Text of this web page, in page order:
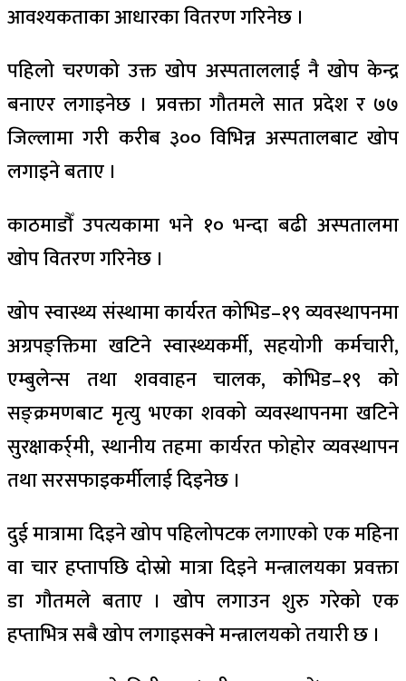
आवश्यकताका आधारका वितरण गरिनेछ ।
पहिलो चरणको उक्त खोप अस्पताललाई नै खोप केन्द्र
बनाएर लगाइनेछ । प्रवक्ता गौतमले सात प्रदेश र ७७
जिल्लामा गरी करीब ३०० विभिन्न अस्पतालबाट खोप
लगाइने बताए ।
काठमाडौँ उपत्यकामा भने १० भन्दा बढी अस्पतालमा
खोप वितरण गरिनेछ ।
खोप स्वास्थ्य संस्थामा कार्यरत कोभिड–१९ व्यवस्थापनमा
अग्रपङ्क्तिमा खटिने स्वास्थ्यकर्मी, सहयोगी कर्मचारी,
एम्बुलेन्स तथा शववाहन चालक, कोभिड–१९ को
सङ्क्रमणबाट मृत्यु भएका शवको व्यवस्थापनमा खटिने
सुरक्षाकर्र्मी, स्थानीय तहमा कार्यरत फोहोर व्यवस्थापन
तथा सरसफाइकर्मीलाई दिइनेछ ।
दुई मात्रामा दिइने खोप पहिलोपटक लगाएको एक महिना
वा चार हप्तापछि दोस्रो मात्रा दिइने मन्त्रालयका प्रवक्ता
डा गौतमले बताए । खोप लगाउन शुरु गरेको एक
हप्ताभित्र सबै खोप लगाइसक्ने मन्त्रालयको तयारी छ ।